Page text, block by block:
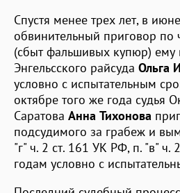
Спустя менее трех лет, в
обвинительный приговор по
(сбыт фальшивых купюр) ему
Энгельсского райсуда Ольга
условно с испытательным
октябре того же года судья
Саратова Анна Тихонова
подсудимого за грабеж и
"г" ч. 2 ст. 161 УК РФ, п. "в" ч.
годам условно с